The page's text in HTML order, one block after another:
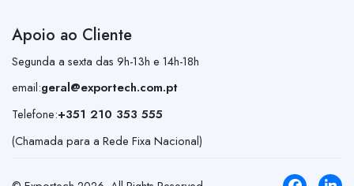
Apoio ao Cliente
Segunda a sexta das 9h-13h e 14h-18h
email:geral@exportech.com.pt
Telefone:+351 210 353 555
(Chamada para a Rede Fixa Nacional)